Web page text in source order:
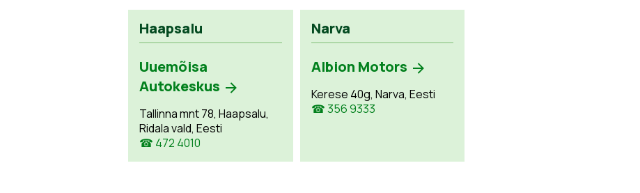
Haapsalu
Uuemõisa
Autokeskus
Tallinna mnt 78, Haapsalu,
Ridala vald, Eesti
☎ 472 4010
Narva
Albion Motors
Kerese 40g, Narva, Eesti
☎ 356 9333